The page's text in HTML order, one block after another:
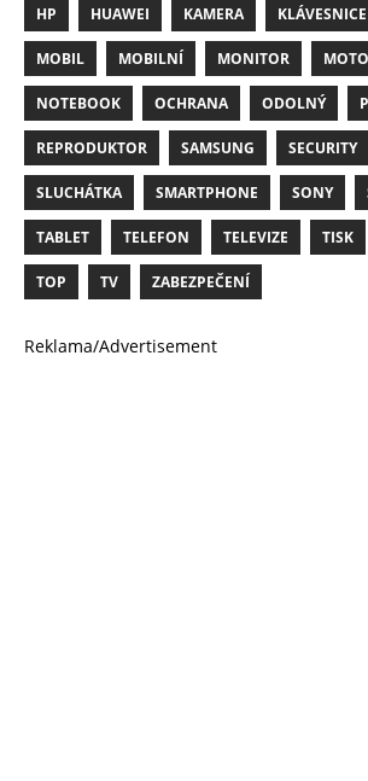
HP HUAWEI KAMERA KLÁVESNICE
MOBIL MOBILNÍ MONITOR
NOTEBOOK OCHRANA ODOLNÝ
REPRODUKTOR SAMSUNG SECURITY
SLUCHÁTKA SMARTPHONE SONY
TABLET TELEFON TELEVIZE TISK
TOP TV ZABEZPEČENÍ
Reklama/Advertisement